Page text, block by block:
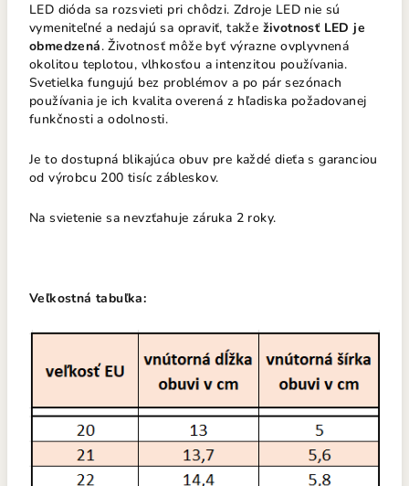
LED dióda sa rozsvieti pri chôdzi. Zdroje LED nie sú
vymeniteľné a nedajú sa opraviť, takže životnosť LED je
obmedzená. Životnosť môže byť výrazne ovplyvnená
okolitou teplotou, vlhkosťou a intenzitou používania.
Svetielka fungujú bez problémov a po pár sezónach
používania je ich kvalita overená z hľadiska požadovanej
funkčnosti a odolnosti.
Je to dostupná blikajúca obuv pre každé dieťa s garanciou
od výrobcu 200 tisíc zábleskov.
Na svietenie sa nevzťahuje záruka 2 roky.
Veľkostná tabuľka: